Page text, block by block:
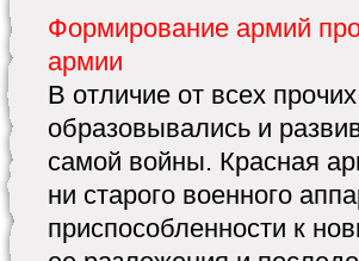
Формирование армий
армии
В отличие от всех
образовывались и
самой войны. Красная
ни старого военного
приспособленности к